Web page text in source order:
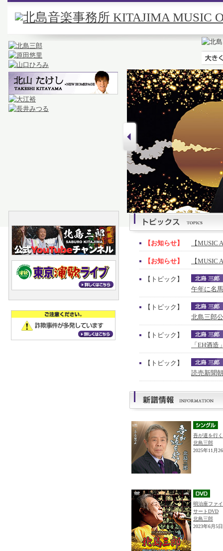
【お知らせ】 【MUSIC
【お知らせ】 【MUSIC
【トピック】
午年に名
【トピック】
北島三郎
【トピック】
「EH酒
【トピック】
読売新聞
吾が道を行く
北島三郎
2025年11月
明治座ファ
サートDVD
北島三郎
2023年6月5